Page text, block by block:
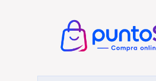
Inicio HOGAR Y
Colador De Silicona